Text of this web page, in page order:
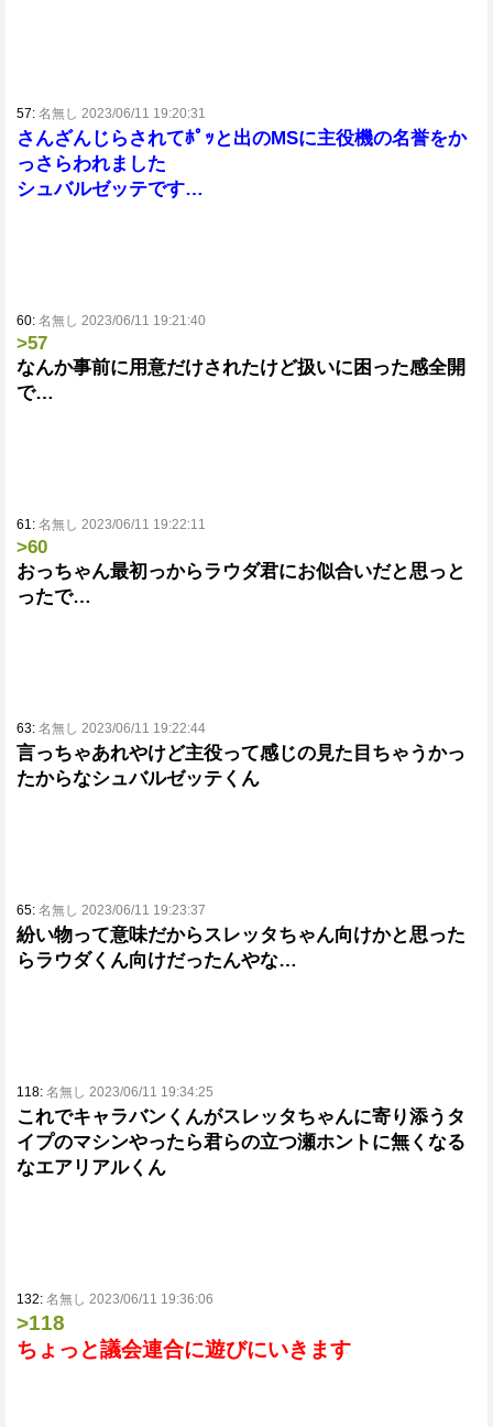
57: 名無し 2023/06/11 19:20:31
さんざんじらされてﾎﾟｯと出のMSに主役機の名誉をか
っさらわれました
シュバルゼッテです…
60: 名無し 2023/06/11 19:21:40
>57
なんか事前に用意だけされたけど扱いに困った感全開
で…
61: 名無し 2023/06/11 19:22:11
>60
おっちゃん最初っからラウダ君にお似合いだと思っと
ったで…
63: 名無し 2023/06/11 19:22:44
言っちゃあれやけど主役って感じの見た目ちゃうかっ
たからなシュバルゼッテくん
65: 名無し 2023/06/11 19:23:37
紛い物って意味だからスレッタちゃん向けかと思った
らラウダくん向けだったんやな…
118: 名無し 2023/06/11 19:34:25
これでキャラバンくんがスレッタちゃんに寄り添うタ
イプのマシンやったら君らの立つ瀬ホントに無くなる
なエアリアルくん
132: 名無し 2023/06/11 19:36:06
>118
ちょっと議会連合に遊びにいきます